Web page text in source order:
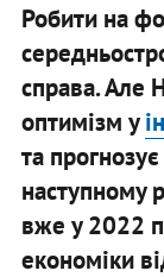
Робити на
справа. Але
оптимізм у
та
наступному
вже у 2022
економіки